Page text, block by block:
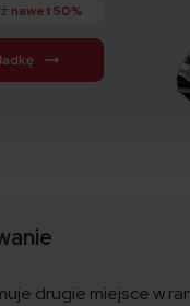
nawet 50%
drugie miejsce w